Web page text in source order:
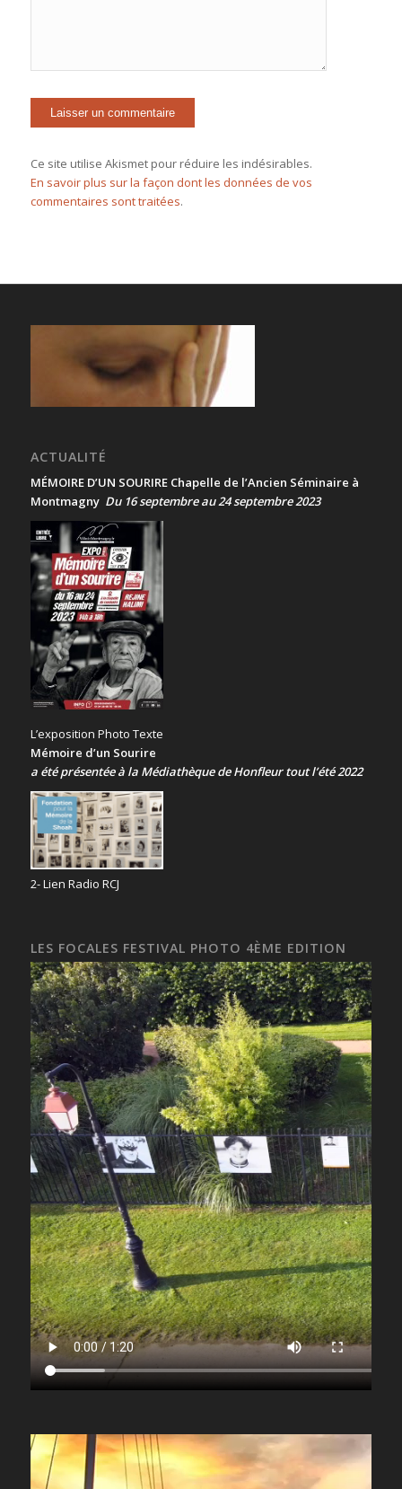
Ce site utilise Akismet pour réduire les indésirables.
En savoir plus sur la façon dont les données de vos
commentaires sont traitées.
ACTUALITÉ
MÉMOIRE D’UN SOURIRE Chapelle de l’Ancien Séminaire à
Montmagny Du 16 septembre au 24 septembre 2023
L’exposition Photo Texte
Mémoire d’un Sourire
a été présentéeà la Médiathèque de Honfleur tout l’été 2022
2- Lien Radio RCJ
LES FOCALES FESTIVAL PHOTO 4ÈME EDITION